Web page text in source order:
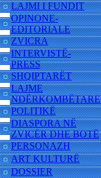
LAJMI I FUNDIT
OPINONE-
EDITORIALE
ZVICRA
INTERVISTË-
PRESS
SHQIPTARËT
LAJME
NDËRKOMBËTARE
POLITIKË
DIASPORA NË
ZVICËR DHE BOTË
PERSONAZH
ART KULTURË
DOSSIER